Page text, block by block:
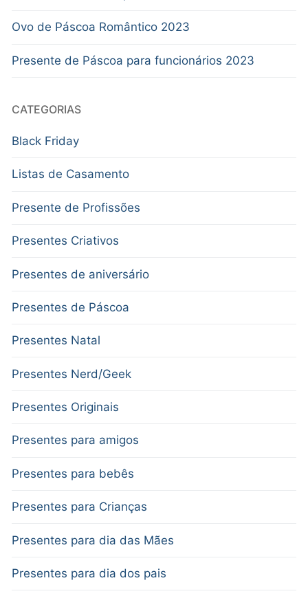
Ovo de Páscoa Romântico 2023
Presente de Páscoa para funcionários 2023
CATEGORIAS
Black Friday
Listas de Casamento
Presente de Profissões
Presentes Criativos
Presentes de aniversário
Presentes de Páscoa
Presentes Natal
Presentes Nerd/Geek
Presentes Originais
Presentes para amigos
Presentes para bebês
Presentes para Crianças
Presentes para dia das Mães
Presentes para dia dos pais